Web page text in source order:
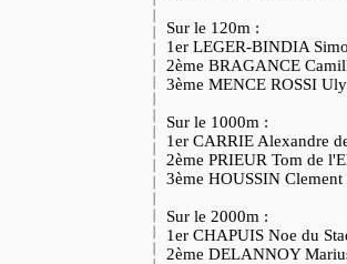
Sur le 120m :
1er LEGER-BINDIA
2ème BRAGANCE
3ème MENCE ROSSI
Sur le 1000m :
1er CARRIE Alexandre
2ème PRIEUR Tom de
3ème HOUSSIN
Sur le 2000m :
1er CHAPUIS Noe du
2ème DELANNOY